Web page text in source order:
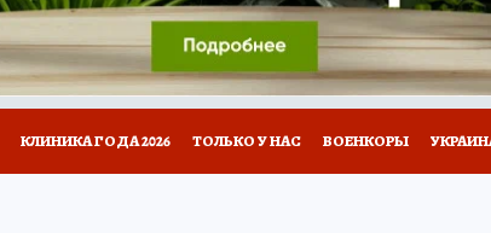
КЛИНИКА ГОДА 2026 ТОЛЬКО У НАС ВОЕНКОРЫ